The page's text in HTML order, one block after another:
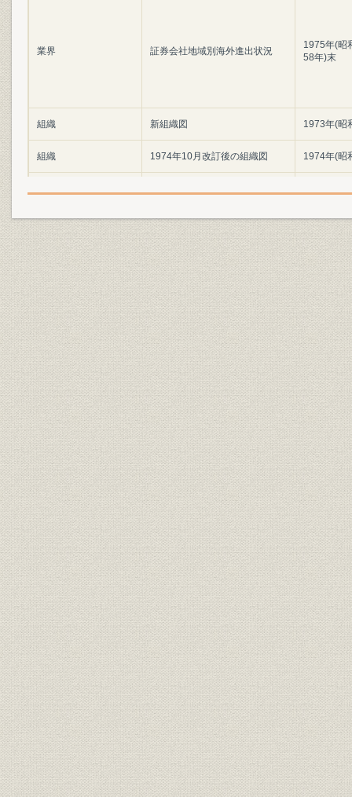
業界 証券会社地域別海外進出状況
1975年(昭
58年)末
組織 新組織図 1973年(昭
組織 1974年10月改訂後の組織図 1974年(昭
組織 1982年8月改訂後の組織図 1982年(昭
組織;経営 新設法人課設置状況 1980年(昭
組織 1973年時点での組織 1973年(昭
事業所;組織
主な各ビルの名称ならびに配置
図
1974年(昭
事業所;海外事業 店舗数・海外拠点数の推移
1970年(昭
(昭和59年
関係会社;財務・業績 関連会社の業績 (1)委託会社 56期~58期
関係会社;財務・業績
関連会社の業績 参考 委託4社の
業績
1983年(昭
関係会社;財務・業績 関連会社の業績 (2)販売会社 56期~58期
関係会社;財務・業績
関連会社の業績 参考 販売2社の
業績
1983年(昭
関連会社の業績 (3)研究所
(4)YCC (5)土地建物 (6)エコー商